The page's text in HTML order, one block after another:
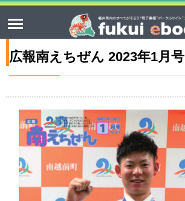
広報南えちぜん 2023年1月号